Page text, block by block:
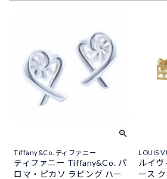
Tiffany&Co. ティファニー
ティファニー Tiffany&Co. パ
ロマ・ピカソ ラビング ハー
LOUIS
ルイヴ
ース